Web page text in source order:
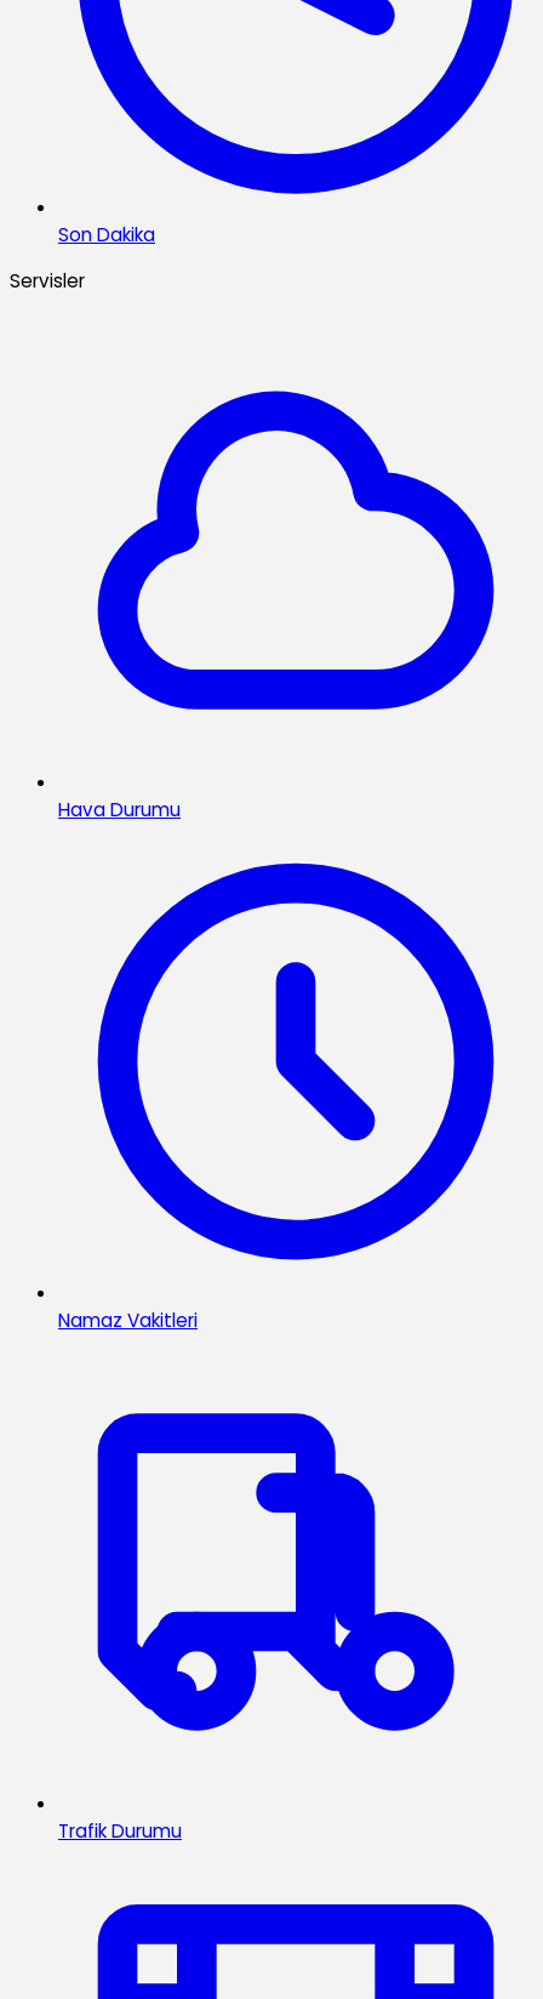
Son Dakika
Servisler
Hava Durumu
Namaz Vakitleri
Trafik Durumu